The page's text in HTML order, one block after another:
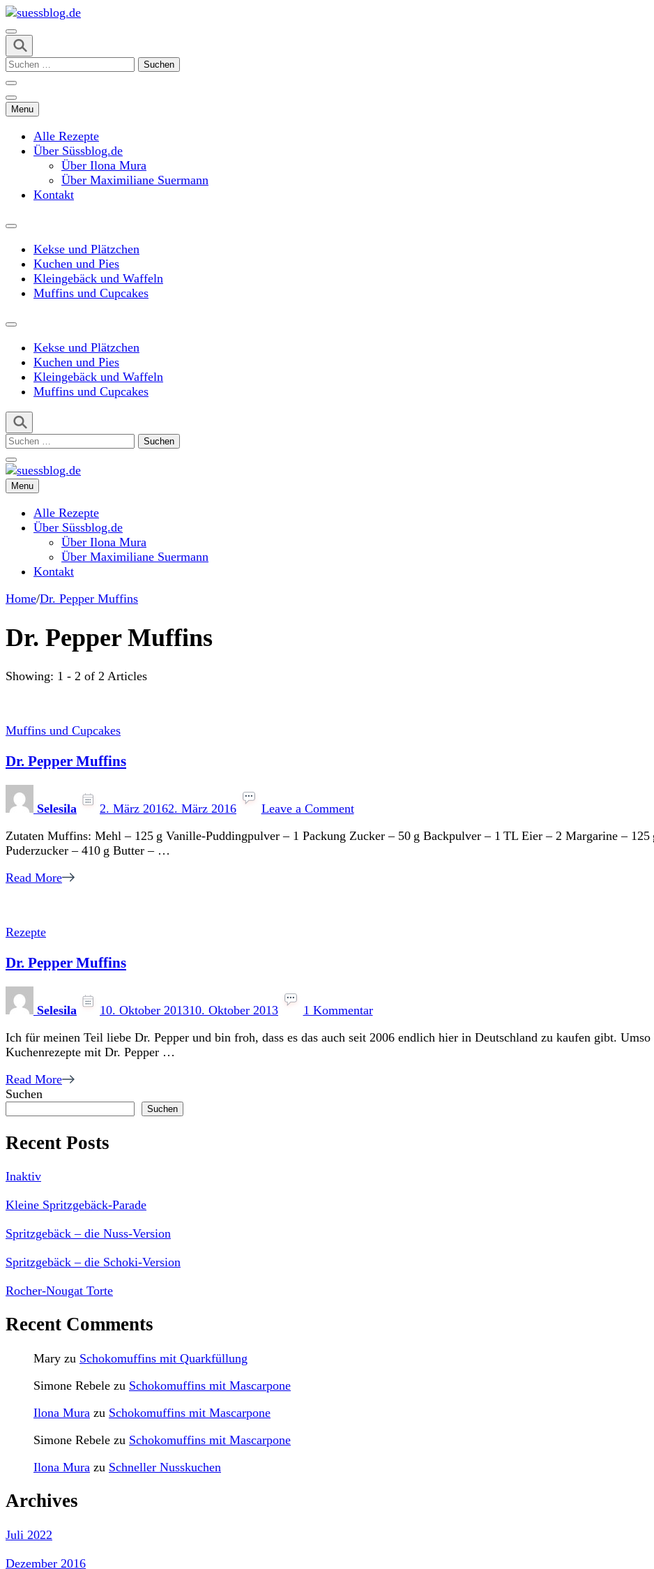
Skip
to
content
(Press
Enter)
suessblog.de
Suchen
Menu
Alle Rezepte
Über Süssblog.de
Über Ilona Mura
Über Maximiliane Suermann
Kontakt
Kekse und Plätzchen
Kuchen und Pies
Kleingebäck und Waffeln
Muffins und Cupcakes
Kekse und Plätzchen
Kuchen und Pies
Kleingebäck und Waffeln
Muffins und Cupcakes
Suchen
suessblog.de
Menu
Alle Rezepte
Über Süssblog.de
Über Ilona Mura
Über Maximiliane Suermann
Kontakt
Home/Dr. Pepper Muffins
Dr. Pepper Muffins
Showing: 1 - 2 of 2 Articles
Muffins und Cupcakes
Dr. Pepper Muffins
Selesila 2. März 20162. März 2016 Leave a CommentDr.
Muffins
Zutaten Muffins: Mehl – 125 g Vanille-Puddingpulver – 1 Packung Zucker – 50 g Backpulver – 1 TL Eier – 2 Margarine –
Puderzucker – 410 g Butter – …
Read More
Rezepte
Dr. Pepper Muffins
Selesila 10. Oktober 201310. Oktober 2013 1 KommentarDr.
Muffins
Ich für meinen Teil liebe Dr. Pepper und bin froh, dass es das auch seit 2006 endlich hier in Deutschland zu kaufen gibt.
Kuchenrezepte mit Dr. Pepper …
Read More
Suchen
Suchen
Recent Posts
Inaktiv
Kleine Spritzgebäck-Parade
Spritzgebäck – die Nuss-Version
Spritzgebäck – die Schoki-Version
Rocher-Nougat Torte
Recent Comments
Mary zu Schokomuffins mit Quarkfüllung
Simone Rebele zu Schokomuffins mit Mascarpone
Ilona Mura zu Schokomuffins mit Mascarpone
Simone Rebele zu Schokomuffins mit Mascarpone
Ilona Mura zu Schneller Nusskuchen
Archives
Juli 2022
Dezember 2016